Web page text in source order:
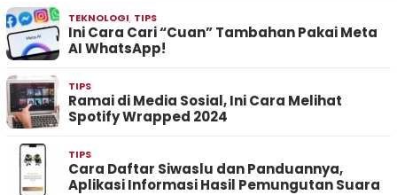
TEKNOLOGI, TIPS
Ini Cara Cari “Cuan” Tambahan Pakai Meta
AI WhatsApp!
TIPS
Ramai di Media Sosial, Ini Cara Melihat
Spotify Wrapped 2024
TIPS
Cara Daftar Siwaslu dan Panduannya,
Aplikasi Informasi Hasil Pemungutan Suara